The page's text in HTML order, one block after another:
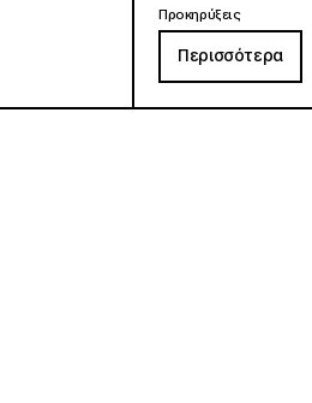
Προκηρύξεις
Περισσότερα